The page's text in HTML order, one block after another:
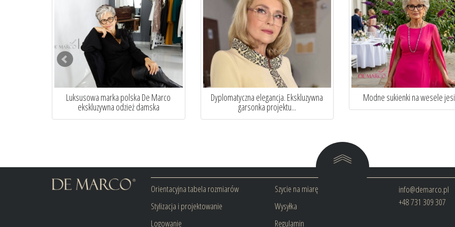
Modne sukienki na wesele jesienią Potęga kobiecości w czerwieni. Modelująca
garsonka dla Ko...
Sztuka idealnego
szycie na miarę ...
Orientacyjna tabela rozmiarów
Stylizacja i projektowanie
Logowanie
Szycie na miarę
Wysyłka
Regulamin
info@demarco.pl
+48 731 309 307